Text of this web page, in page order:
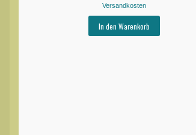
Versandkosten
In den Warenkorb